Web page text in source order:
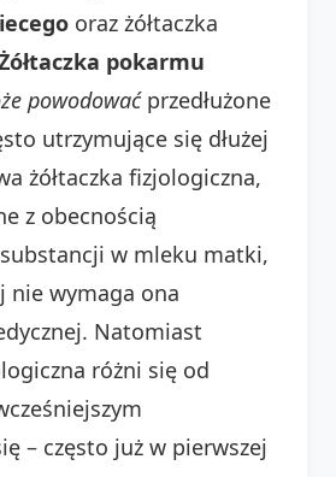
oraz żółtaczka
pokarmu
powodowaćprzedłużone
utrzymujące się dłużej
żółtaczka fizjologiczna,
z obecnością
w mleku matki,
nie wymaga ona
Natomiast
różni się od
– często już w pierwszej